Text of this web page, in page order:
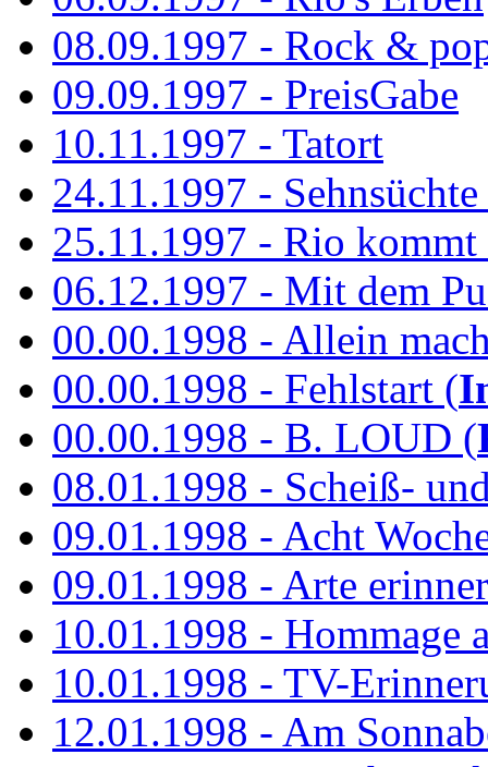
08.09.1997 - Rock &
09.09.1997 - PreisGabe
10.11.1997 - Tatort
24.11.1997 -
25.11.1997 - Rio kommt
06.12.1997 - Mit dem
00.00.1998 - Allein
00.00.1998 - Fehlstart (
00.00.1998 - B. LOUD (
08.01.1998 - Scheiß-
09.01.1998 - Acht
09.01.1998 - Arte
10.01.1998 - Hommage
10.01.1998 - TV-
12.01.1998 - Am